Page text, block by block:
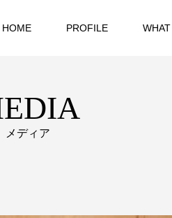
HOME PROFILE
メディア